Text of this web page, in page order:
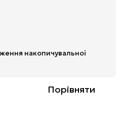
накопичувальної
Порівняти